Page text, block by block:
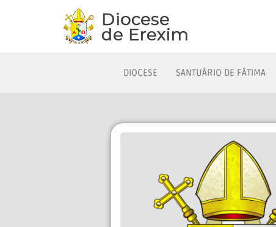
DIOCESE SANTUÁRIO DE FÁTIMA